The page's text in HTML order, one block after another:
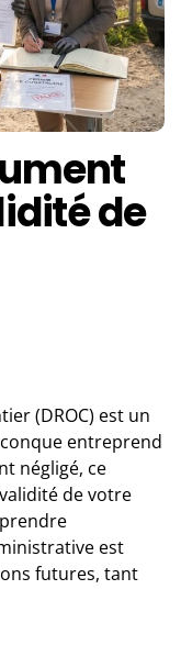
de
(DROC) est un
entreprend
négligé, ce
de votre
est
futures, tant